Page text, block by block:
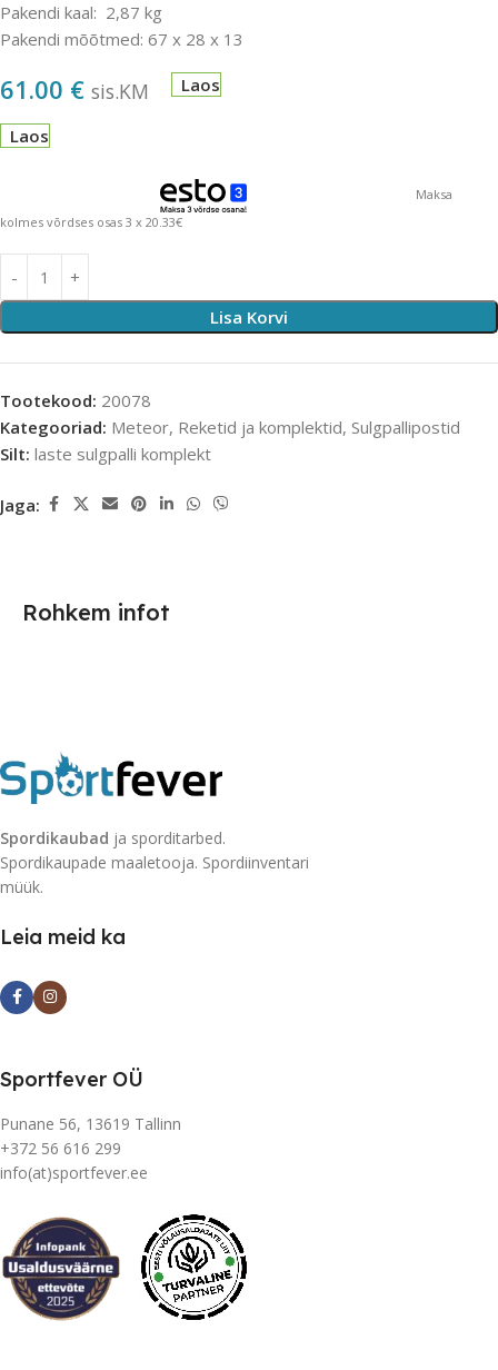
Pakendi kaal: 2,87 kg
Pakendi mõõtmed: 67 x 28 x 13
61.00 € sis.KM Laos
Laos
Maksa
kolmes võrdses osas 3 x 20.33€
Lisa Korvi
Tootekood: 20078
Kategooriad: Meteor, Reketid ja komplektid, Sulgpallipostid
Silt: laste sulgpalli komplekt
Jaga:
Rohkem infot
Spordikaubad ja sporditarbed.
Spordikaupade maaletooja. Spordiinventari
müük.
Leia meid ka
Sportfever OÜ
Punane 56, 13619 Tallinn
+372 56 616 299
info(at)sportfever.ee